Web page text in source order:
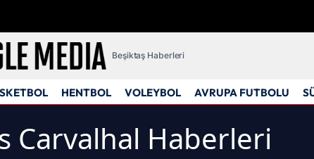
Beşiktaş Haberleri
HENTBOL VOLEYBOL AVRUPA FUTBOLU
Carvalhal Haberleri